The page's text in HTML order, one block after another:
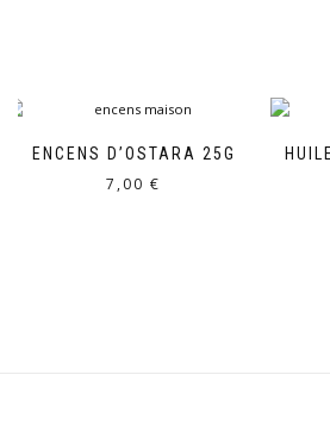
ENCENS D’OSTARA 25G
7,00 €